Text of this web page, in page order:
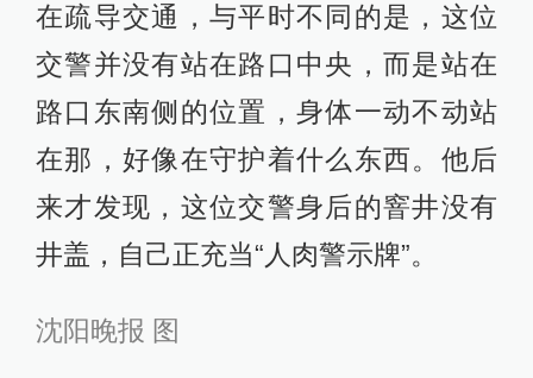
在疏导交通，与平时不同的是，这位
交警并没有站在路口中央，而是站在
路口东南侧的位置，身体一动不动站
在那，好像在守护着什么东西。他后
来才发现，这位交警身后的窨井没有
井盖，自己正充当“人肉警示牌”。
沈阳晚报 图